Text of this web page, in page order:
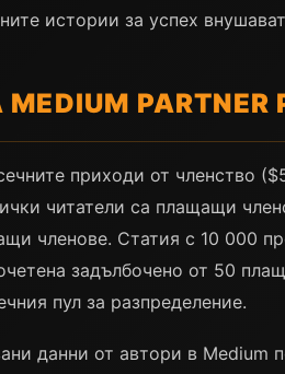
истории за успех
PARTNER
приходи от членство
читатели са плащащи
членове. Статия с 10 000
задълбочено от 50
пул за разпределение.
данни от автори в Medium